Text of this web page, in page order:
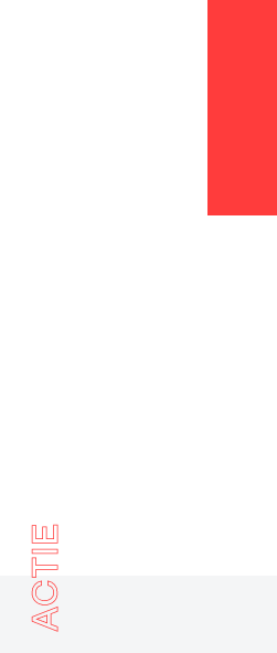
ACTIE